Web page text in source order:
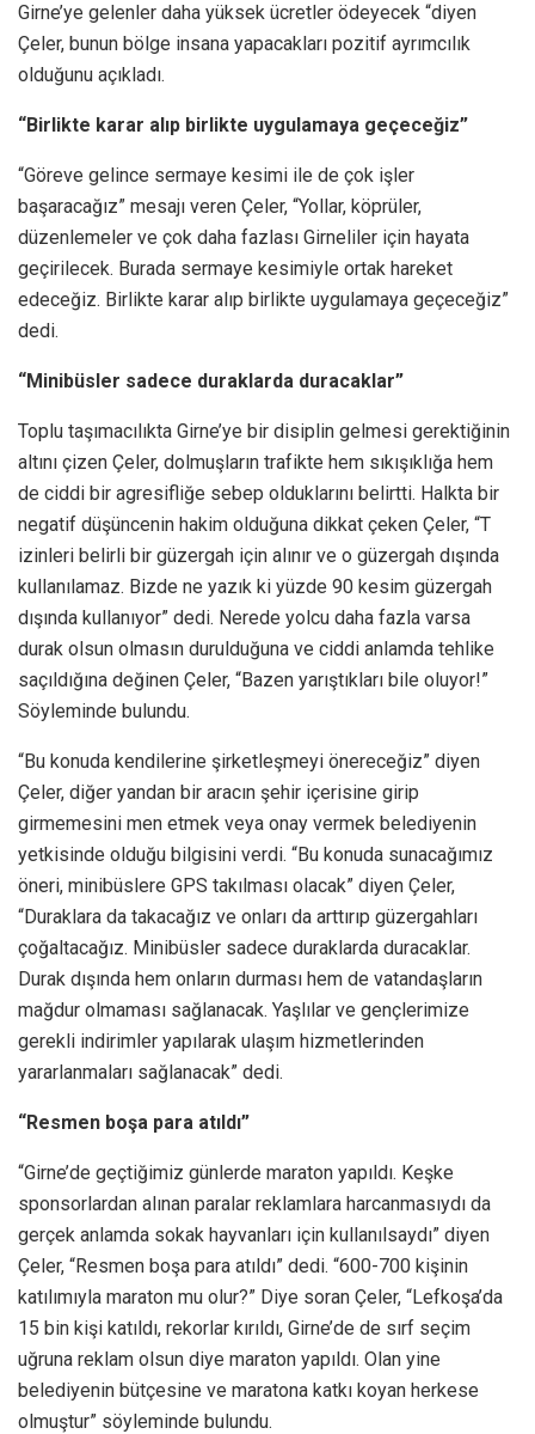
Girne’ye gelenler daha yüksek ücretler ödeyecek “diyen
Çeler, bunun bölge insana yapacakları pozitif ayrımcılık
olduğunu açıkladı.
“Birlikte karar alıp birlikte uygulamaya geçeceğiz”
“Göreve gelince sermaye kesimi ile de çok işler
başaracağız” mesajı veren Çeler, “Yollar, köprüler,
düzenlemeler ve çok daha fazlası Girneliler için hayata
geçirilecek. Burada sermaye kesimiyle ortak hareket
edeceğiz. Birlikte karar alıp birlikte uygulamaya geçeceğiz”
dedi.
“Minibüsler sadece duraklarda duracaklar”
Toplu taşımacılıkta Girne’ye bir disiplin gelmesi gerektiğinin
altını çizen Çeler, dolmuşların trafikte hem sıkışıklığa hem
de ciddi bir agresifliğe sebep olduklarını belirtti. Halkta bir
negatif düşüncenin hakim olduğuna dikkat çeken Çeler, “T
izinleri belirli bir güzergah için alınır ve o güzergah dışında
kullanılamaz. Bizde ne yazık ki yüzde 90 kesim güzergah
dışında kullanıyor” dedi. Nerede yolcu daha fazla varsa
durak olsun olmasın durulduğuna ve ciddi anlamda tehlike
saçıldığına değinen Çeler, “Bazen yarıştıkları bile oluyor!”
Söyleminde bulundu.
“Bu konuda kendilerine şirketleşmeyi önereceğiz” diyen
Çeler, diğer yandan bir aracın şehir içerisine girip
girmemesini men etmek veya onay vermek belediyenin
yetkisinde olduğu bilgisini verdi. “Bu konuda sunacağımız
öneri, minibüslere GPS takılması olacak” diyen Çeler,
“Duraklara da takacağız ve onları da arttırıp güzergahları
çoğaltacağız. Minibüsler sadece duraklarda duracaklar.
Durak dışında hem onların durması hem de vatandaşların
mağdur olmaması sağlanacak. Yaşlılar ve gençlerimize
gerekli indirimler yapılarak ulaşım hizmetlerinden
yararlanmaları sağlanacak” dedi.
“Resmen boşa para atıldı”
“Girne’de geçtiğimiz günlerde maraton yapıldı. Keşke
sponsorlardan alınan paralar reklamlara harcanmasıydı da
gerçek anlamda sokak hayvanları için kullanılsaydı” diyen
Çeler, “Resmen boşa para atıldı” dedi. “600-700 kişinin
katılımıyla maraton mu olur?” Diye soran Çeler, “Lefkoşa’da
15 bin kişi katıldı, rekorlar kırıldı, Girne’de de sırf seçim
uğruna reklam olsun diye maraton yapıldı. Olan yine
belediyenin bütçesine ve maratona katkı koyan herkese
olmuştur” söyleminde bulundu.